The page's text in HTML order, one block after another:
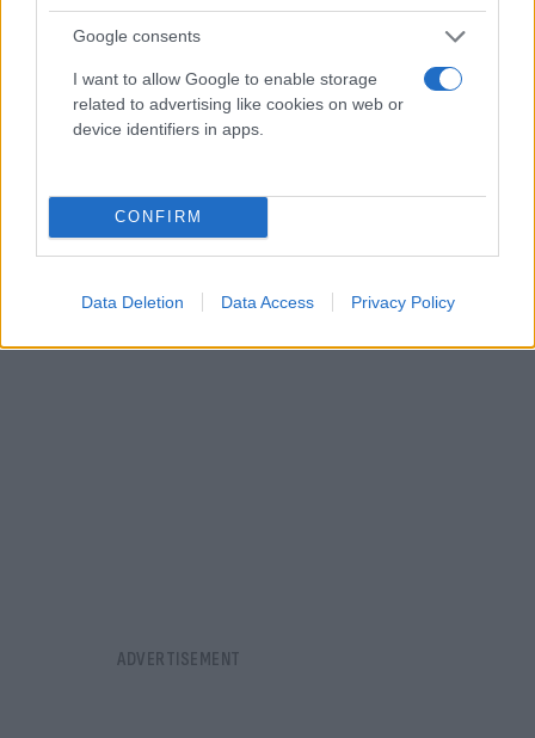
Google consents
I want to allow Google to enable storage
related to advertising like cookies on web or
device identifiers in apps.
CONFIRM
Data Deletion Data Access Privacy Policy
που είχε επιμελώς οργανώσει η Άγκυρα.
Επιπροσθέτως ο Κυριάκος Μητσοτάκης υπενθύμισε
ότι υπάρχουν νομικά εμπόδια ως προς την πώληση
να λαμβάνονται υπ όψιν οι ευαισθησίες όλων των
κρατών μελών της Συμμαχίας.